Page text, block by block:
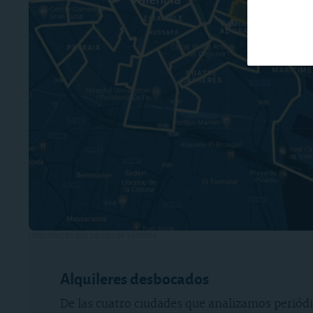
Información por barrios de Valencia
Alquileres desbocados
De las cuatro ciudades que analizamos